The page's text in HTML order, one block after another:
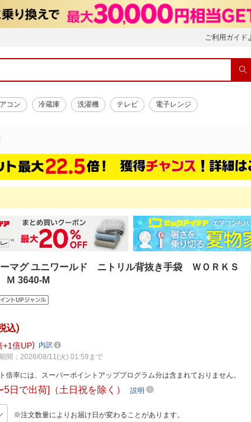
ご利用ガイド
コン 冷蔵庫 洗濯機 テレビ 電子レンジ
ーマグ ユニワールド ニトリル背抜き手袋 ＷＯＲＫＳ
3640-M
込)
1倍UP
内訳
間：2026/08/11(火) 01:59まで
倍率には、スーパーポイントアッププログラム分は含まれておりません。
5日で出荷]（土日祝を除く）説明
※注文数量によりお届け日が変わることがあります。